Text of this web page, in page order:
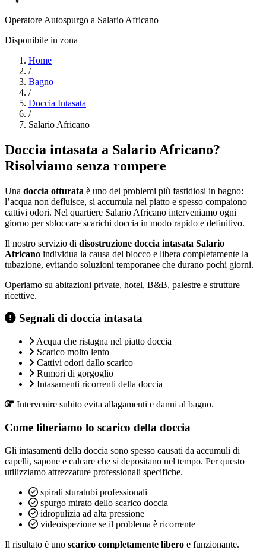
Operatore Autospurgo a Salario Africano
Disponibile in zona
Home
/
Bagno
/
Doccia Intasata
/
Salario Africano
Doccia intasata a Salario Africano?
Risolviamo senza rompere
Una doccia otturata è uno dei problemi più fastidiosi in bagno:
l’acqua non defluisce, si accumula nel piatto e spesso compaiono
cattivi odori. Nel quartiere Salario Africano interveniamo ogni
giorno per sbloccare scarichi doccia in modo rapido e definitivo.
Il nostro servizio di disostruzione doccia intasata Salario
Africano individua la causa del blocco e libera completamente la
tubazione, evitando soluzioni temporanee che durano pochi giorni.
Operiamo su abitazioni private, hotel, B&B, palestre e strutture
ricettive.
Segnali di doccia intasata
Acqua che ristagna nel piatto doccia
Scarico molto lento
Cattivi odori dallo scarico
Rumori di gorgoglio
Intasamenti ricorrenti della doccia
Intervenire subito evita allagamenti e danni al bagno.
Come liberiamo lo scarico della doccia
Gli intasamenti della doccia sono spesso causati da accumuli di
capelli, sapone e calcare che si depositano nel tempo. Per questo
utilizziamo attrezzature professionali specifiche.
spirali sturatubi professionali
spurgo mirato dello scarico doccia
idropulizia ad alta pressione
videoispezione se il problema è ricorrente
Il risultato è uno scarico completamente libero e funzionante.